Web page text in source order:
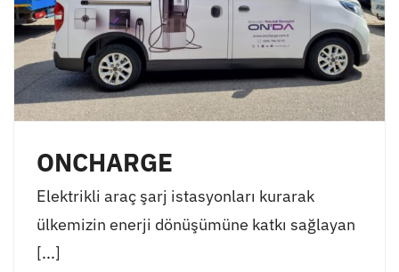
ONCHARGE
Elektrikli araç şarj istasyonları kurarak
ülkemizin enerji dönüşümüne katkı sağlayan
[...]